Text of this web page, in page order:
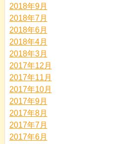
2018年9月
2018年7月
2018年6月
2018年4月
2018年3月
2017年12月
2017年11月
2017年10月
2017年9月
2017年8月
2017年7月
2017年6月